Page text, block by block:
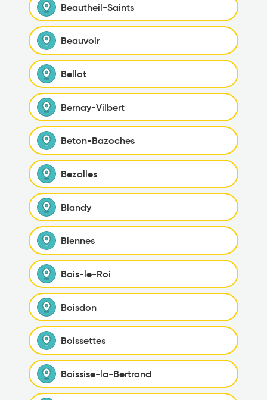
Beautheil-Saints
Beauvoir
Bellot
Bernay-Vilbert
Beton-Bazoches
Bezalles
Blandy
Blennes
Bois-le-Roi
Boisdon
Boissettes
Boissise-la-Bertrand